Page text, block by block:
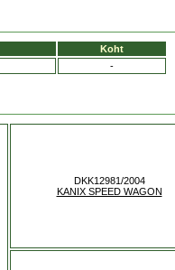
Koht
-
DKK12981/2004
KANIX SPEED WAGON